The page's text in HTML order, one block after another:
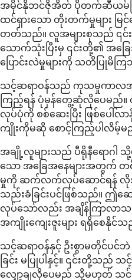
အမိုင်နိုဘင်ဇိုအိတ် ပိုတက်ဆီယမ်ဖ
ထင်ရှားသော တိုးတက်မှုများ မြင်
တတ်သည်။ လူအများစုသည် ၎င်
သောက်သုံးပြီးမှ ၎င်းတို့၏ အခ
ပြောင်းလဲမှုများကို သတိပြုမိက
သင့်ဆရာဝန်သည် ကုသမှုကာလ
ကြည့်ရန် ပုံမှန်တွေ့ဆုံလိုပေမည်။
လုပ်ပုံကို စစ်ဆေးပြီး ဖြစ်ပေ
ကျိုးကိုမဆို စောင့်ကြည့်ပါလိမ့်မ
အချို့လူများသည် ပီရိုနီရောဂါ
သော အခြေအနေများအတွ
မှုကို ဆက်လက်လုပ်ဆောင်ရန် လို
သည်းခံခြင်းပင်ဖြစ်သည်။ ဤဆ
လုပ်သော်လည်း အချိန်ကြာလ
အကျိုးကျေးဇူးများ ရရှိစေနိုင်သ
သင့်ဆရာဝန်နှင့် ဦးစွာမတိုင်ပ
ခြင်း မပြုပါနှင့်။ ၎င်းတို့သည်
လျှော့ချလိုပေမည် သို့မဟုတ် သ